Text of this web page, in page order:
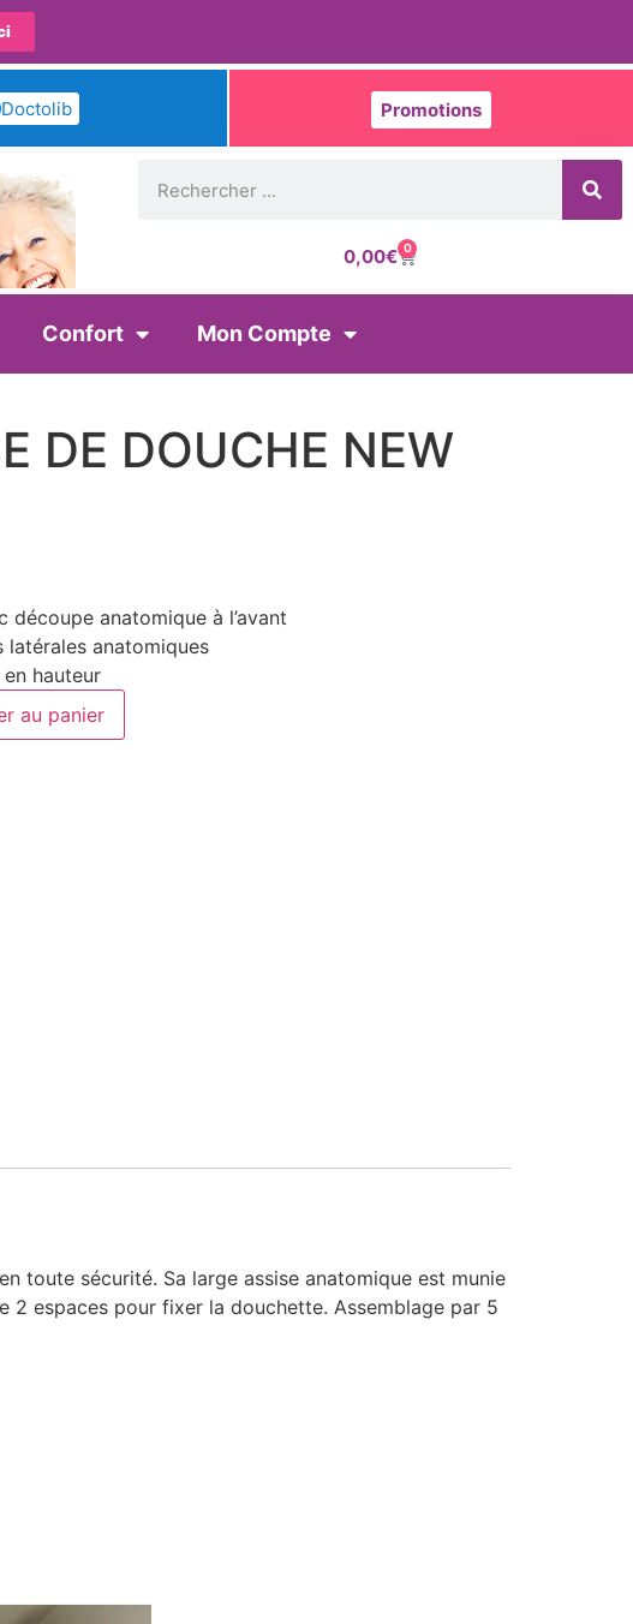
Doctolib Promotions
0,00€ 0
Confort Mon Compte
DE DOUCHE NEW
découpe anatomique à l’avant
latérales anatomiques
hauteur
au panier
toute sécurité. Sa large assise anatomique est munie
2 espaces pour fixer la douchette. Assemblage par 5